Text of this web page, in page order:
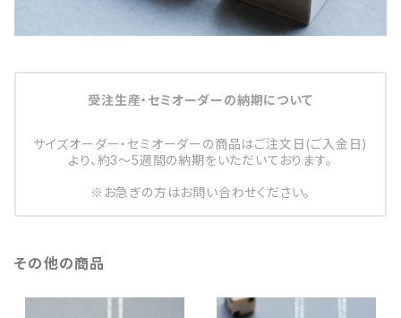
受注生産・セミオーダーの納期について
サイズオーダー・セミオーダーの商品はご注文日(ご入金日)
より、約3～5週間の納期をいただいております。
※お急ぎの方はお問い合わせください。
その他の商品